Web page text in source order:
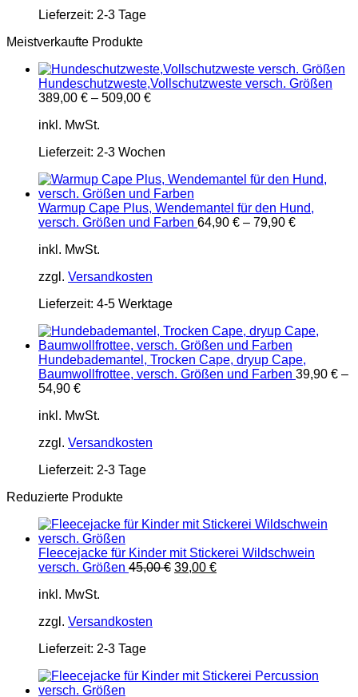
Lieferzeit: 2-3 Tage
Meistverkaufte Produkte
Hundeschutzweste,Vollschutzweste versch. Größen
389,00 € – 509,00 €
inkl. MwSt.
Lieferzeit: 2-3 Wochen
Warmup Cape Plus, Wendemantel für den Hund,
versch. Größen und Farben 64,90 € – 79,90 €
inkl. MwSt.
zzgl. Versandkosten
Lieferzeit: 4-5 Werktage
Hundebademantel, Trocken Cape, dryup Cape,
Baumwollfrottee, versch. Größen und Farben 39,90 € –
54,90 €
inkl. MwSt.
zzgl. Versandkosten
Lieferzeit: 2-3 Tage
Reduzierte Produkte
Fleecejacke für Kinder mit Stickerei Wildschwein
versch. Größen 45,00€ Ursprünglicher
39,00 €Aktueller
inkl. MwSt.
zzgl. Versandkosten
Lieferzeit: 2-3 Tage